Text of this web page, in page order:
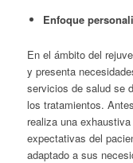
Enfoque
En el ámbito del
y presenta
servicios de salud se
los tratamientos.
realiza una
expectativas del
adaptado a sus